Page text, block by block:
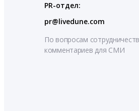
PR-отдел:
pr@livedune.com
По вопросам
комментариев для СМИ